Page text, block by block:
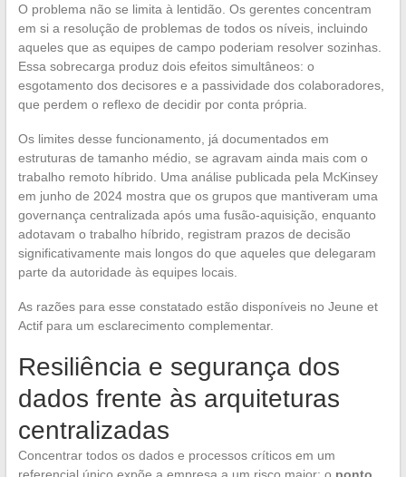
O problema não se limita à lentidão. Os gerentes concentram
em si a resolução de problemas de todos os níveis, incluindo
aqueles que as equipes de campo poderiam resolver sozinhas.
Essa sobrecarga produz dois efeitos simultâneos: o
esgotamento dos decisores e a passividade dos colaboradores,
que perdem o reflexo de decidir por conta própria.
Os limites desse funcionamento, já documentados em
estruturas de tamanho médio, se agravam ainda mais com o
trabalho remoto híbrido. Uma análise publicada pela McKinsey
em junho de 2024 mostra que os grupos que mantiveram uma
governança centralizada após uma fusão-aquisição, enquanto
adotavam o trabalho híbrido, registram prazos de decisão
significativamente mais longos do que aqueles que delegaram
parte da autoridade às equipes locais.
As razões para esse constatado estão disponíveis no Jeune et
Actif para um esclarecimento complementar.
Resiliência e segurança dos
dados frente às arquiteturas
centralizadas
Concentrar todos os dados e processos críticos em um